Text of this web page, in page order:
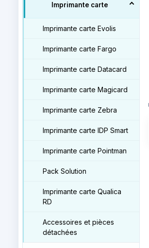
Imprimante carte
Imprimante carte Evolis
Imprimante carte Fargo
Imprimante carte Datacard
Imprimante carte Magicard
Imprimante carte Zebra
Imprimante carte IDP Smart
Imprimante carte Pointman
Pack Solution
Imprimante carte Qualica
RD
Accessoires et pièces
détachées